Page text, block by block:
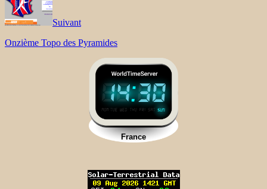
Suivant
Onzième Topo des Pyramides